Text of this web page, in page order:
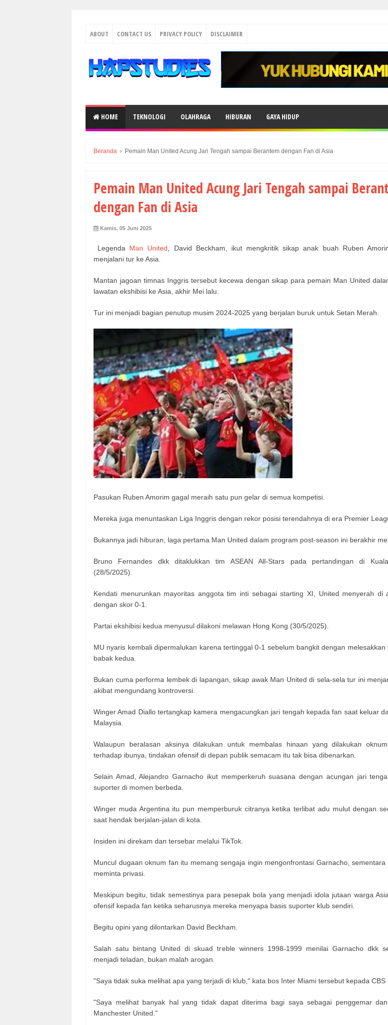
ABOUT CONTACT US PRIVACY POLICY DISCLAIMER
HOME TEKNOLOGI OLAHRAGA HIBURAN GAYA HIDUP
Beranda › Pemain Man United Acung Jari Tengah sampai Berantem dengan Fan di Asia
Pemain Man United Acung Jari Tengah sampai
dengan Fan di Asia
Kamis, 05 Juni 2025
Legenda Man United , David Beckham, ikut mengkritik sikap anak buah Ruben
menjalani tur ke Asia.
Mantan jagoan timnas Inggris tersebut kecewa dengan sikap para pemain Man United
lawatan ekshibisi ke Asia, akhir Mei lalu.
Tur ini menjadi bagian penutup musim 2024-2025 yang berjalan buruk untuk Setan Merah.
Pasukan Ruben Amorim gagal meraih satu pun gelar di semua kompetisi.
Mereka juga menuntaskan Liga Inggris dengan rekor posisi terendahnya di era Premier
Bukannya jadi hiburan, laga pertama Man United dalam program post-season ini berakhir
Bruno Fernandes dkk ditaklukkan tim ASEAN All-Stars pada pertandingan di
(28/5/2025).
Kendati menurunkan mayoritas anggota tim inti sebagai starting XI, United menyerah di
dengan skor 0-1.
Partai ekshibisi kedua menyusul dilakoni melawan Hong Kong (30/5/2025).
MU nyaris kembali dipermalukan karena tertinggal 0-1 sebelum bangkit dengan melesakkan
babak kedua.
Bukan cuma performa lembek di lapangan, sikap awak Man United di sela-sela tur ini
akibat mengundang kontroversi.
Winger Amad Diallo tertangkap kamera mengacungkan jari tengah kepada fan saat keluar
Malaysia.
Walaupun beralasan aksinya dilakukan untuk membalas hinaan yang dilakukan
terhadap ibunya, tindakan ofensif di depan publik semacam itu tak bisa dibenarkan.
Selain Amad, Alejandro Garnacho ikut memperkeruh suasana dengan acungan jari
suporter di momen berbeda.
Winger muda Argentina itu pun memperburuk citranya ketika terlibat adu mulut dengan
saat hendak berjalan-jalan di kota.
Insiden ini direkam dan tersebar melalui TikTok.
Muncul dugaan oknum fan itu memang sengaja ingin mengonfrontasi Garnacho, sementara
meminta privasi.
Meskipun begitu, tidak semestinya para pesepak bola yang menjadi idola jutaan warga
ofensif kepada fan ketika seharusnya mereka menyapa basis suporter klub sendiri.
Begitu opini yang dilontarkan David Beckham.
Salah satu bintang United di skuad treble winners 1998-1999 menilai Garnacho dkk
menjadi teladan, bukan malah arogan.
"Saya tidak suka melihat apa yang terjadi di klub," kata bos Inter Miami tersebut kepada CBS
"Saya melihat banyak hal yang tidak dapat diterima bagi saya sebagai penggemar
Manchester United."